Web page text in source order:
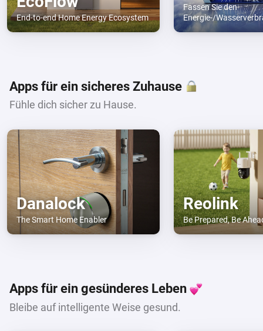
End-to-end Home Energy Ecosystem
Fassen Sie den
Energie-/
(Solar-) Erzeugung
Apps für ein sicheres Zuhause
Fühle dich sicher zu Hause.
Danalock
The Smart Home Enabler
Reolink
Be Prepared, Be
Apps für ein gesünderes Leben
Bleibe auf intelligente Weise gesund.